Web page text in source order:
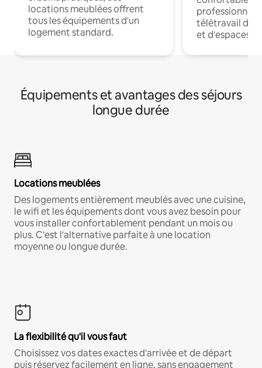
locations meublées offrent
tous les équipements d'un
logement standard.
professionnels
télétravail
et d'espaces
Équipements et avantages des séjours
longue durée
Locations meublées
Des logements entièrement meublés avec une cuisine,
le wifi et les équipements dont vous avez besoin pour
vous installer confortablement pendant un mois ou
plus. C'est l'alternative parfaite à une location
moyenne ou longue durée.
La flexibilité qu'il vous faut
Choisissez vos dates exactes d'arrivée et de départ
puis réservez facilement en ligne, sans engagement